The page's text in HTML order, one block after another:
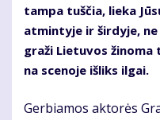
tam­pa tuš­čia, lie­ka
at­min­ty­je ir šir­dy­je,
gra­ži Lie­tu­vos
na sce­no­je iš­liks il­gai.
Ger­bia­mos ak­to­rės